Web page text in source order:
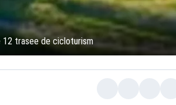
12 trasee de cicloturism